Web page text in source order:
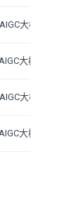
大模型条件
大模型条
大模型条件
大模型条